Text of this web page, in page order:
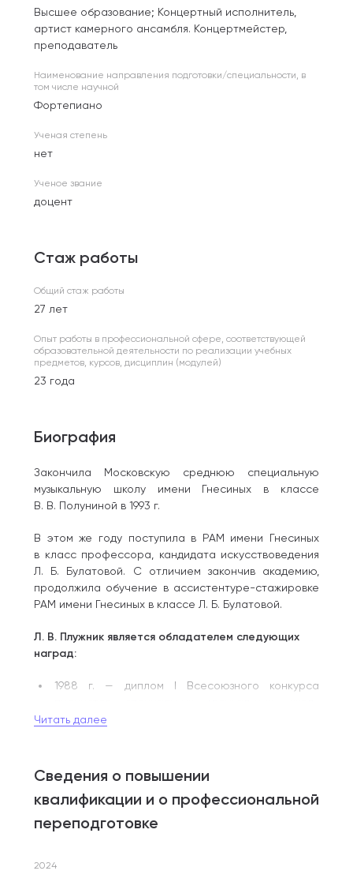
Высшее образование; Концертный исполнитель,
артист камерного ансамбля. Концертмейстер,
преподаватель
Наименование направления подготовки/специальности, в
том числе научной
Фортепиано
Ученая степень
нет
Ученое звание
доцент
Стаж работы
Общий стаж работы
27 лет
Опыт работы в профессиональной сфере, соответствующей
образовательной деятельности по реализации учебных
предметов, курсов, дисциплин (модулей)
23 года
Биография
Закончила Московскую среднюю специальную
музыкальную школу имени Гнесиных в классе
В. В. Полуниной в 1993 г.
В этом же году поступила в РАМ имени Гнесиных
в класс профессора, кандидата искусствоведения
Л. Б. Булатовой. С отличием закончив академию,
продолжила обучение в ассистентуре-стажировке
РАМ имени Гнесиных в классе Л. Б. Булатовой.
Л. В. Плужник является обладателем следующих
наград:
1988 г. — диплом I Всесоюзного конкурса
десятилеток, г. Тбилиси;
2012 г. — победитель IV Независимого
международного конкурса пианистов и оперных
Читать далее
Сведения о повышении
квалификации и о профессиональной
переподготовке
2024